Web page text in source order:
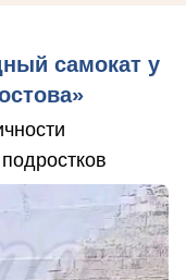
самокат у